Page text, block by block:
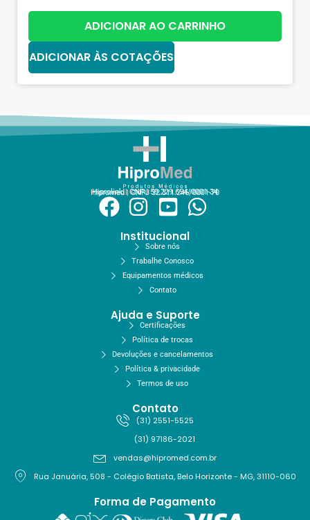
ADICIONAR AO CARRINHO
ADICIONAR ÀS COTAÇÕES
Hiprolink | CNPJ 59.229.654/0001-34
Hipromed | CNPJ 32.311.246/0001-70
Institucional
Sobre nós
Trabalhe Conosco
Equipamentos médicos
Contato
Ajuda e Suporte
Certificações
Política de trocas
Devoluções e cancelamentos
Política & privacidade
Termos de uso
Contato
(31) 2551-5525
(31) 97186-2021
vendas@hipromed.com.br
Rua Januária, 508 - Colégio Batista, Belo Horizonte - MG, 31110-060
Forma de Pagamento